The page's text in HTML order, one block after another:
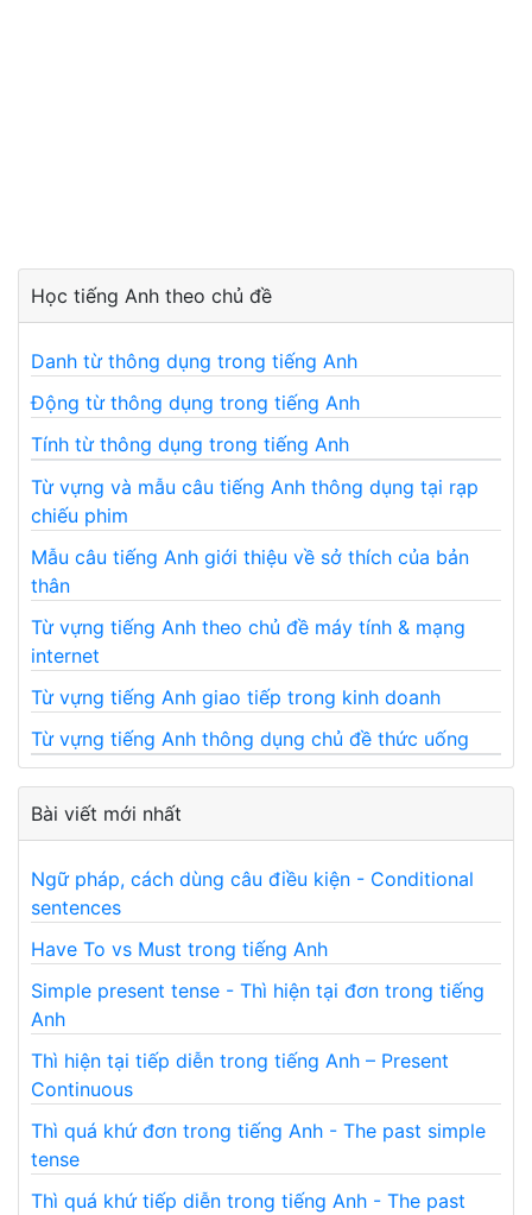
Học tiếng Anh theo chủ đề
Danh từ thông dụng trong tiếng Anh
Động từ thông dụng trong tiếng Anh
Tính từ thông dụng trong tiếng Anh
Từ vựng và mẫu câu tiếng Anh thông dụng tại rạp
chiếu phim
Mẫu câu tiếng Anh giới thiệu về sở thích của bản
thân
Từ vựng tiếng Anh theo chủ đề máy tính & mạng
internet
Từ vựng tiếng Anh giao tiếp trong kinh doanh
Từ vựng tiếng Anh thông dụng chủ đề thức uống
Bài viết mới nhất
Ngữ pháp, cách dùng câu điều kiện - Conditional
sentences
Have To vs Must trong tiếng Anh
Simple present tense - Thì hiện tại đơn trong tiếng
Anh
Thì hiện tại tiếp diễn trong tiếng Anh – Present
Continuous
Thì quá khứ đơn trong tiếng Anh - The past simple
tense
Thì quá khứ tiếp diễn trong tiếng Anh - The past